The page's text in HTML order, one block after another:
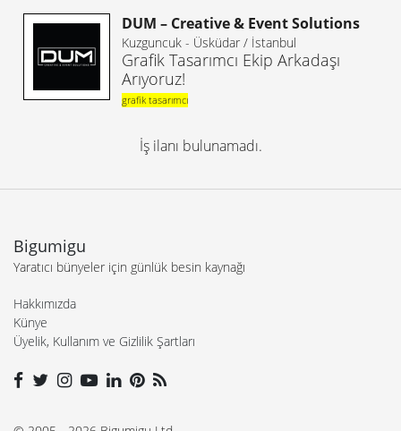
DUM – Creative & Event Solutions
Kuzguncuk - Üsküdar / İstanbul
Grafik Tasarımcı Ekip Arkadaşı
Arıyoruz!
grafik tasarımcı
İş ilanı bulunamadı.
Bigumigu
Yaratıcı bünyeler için günlük besin kaynağı
Hakkımızda
Künye
Üyelik, Kullanım ve Gizlilik Şartları